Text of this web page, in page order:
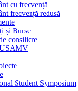
cu frecvență
frecvență redusă
și Burse
consiliere
Student Symposium